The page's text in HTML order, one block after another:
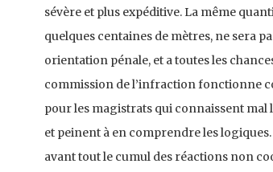
sévère et plus expéditive. La même
quelques centaines de mètres, ne sera
orientation pénale, et a toutes les
commission de l’infraction fonctionne
pour les magistrats qui connaissent mal
et peinent à en comprendre les
avant tout le cumul des réactions non